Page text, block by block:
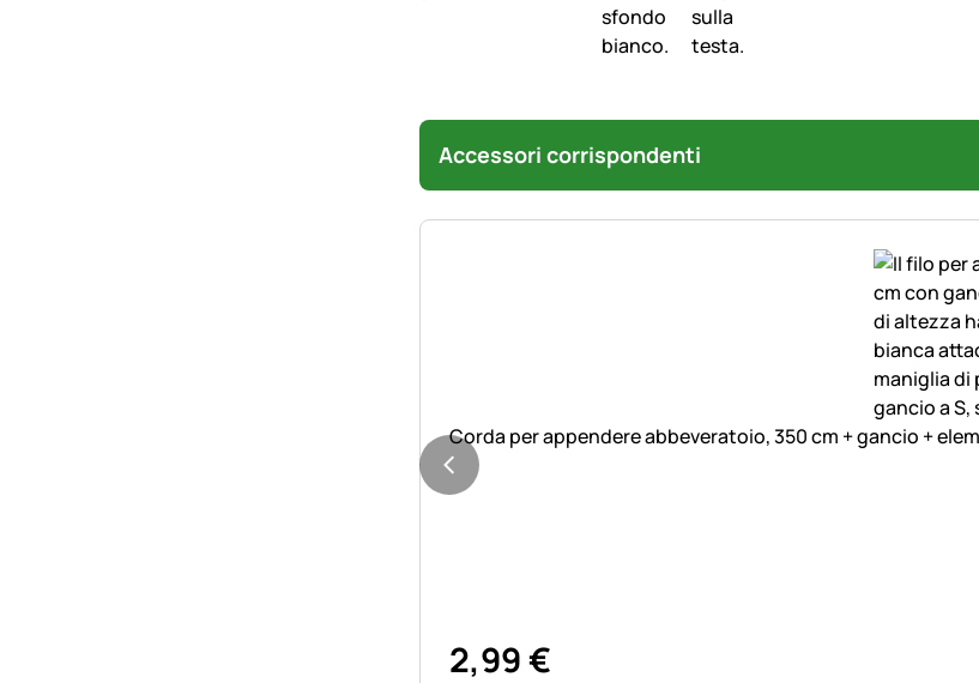
Accessori corrispondenti
Corda per appendere abbeveratoio, 350 cm + gancio +
2,99€